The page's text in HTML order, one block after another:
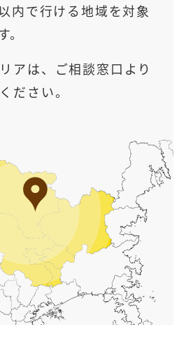
内で行ける地域を対象
アは、ご相談窓口より
ださい。